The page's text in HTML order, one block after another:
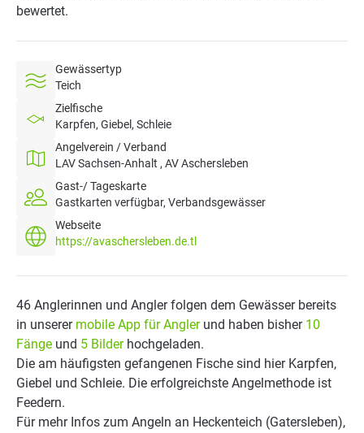
bewertet.
Gewässertyp
Teich
Zielfische
Karpfen, Giebel, Schleie
Angelverein / Verband
LAV Sachsen-Anhalt , AV Aschersleben
Gast-/ Tageskarte
Gastkarten verfügbar, Verbandsgewässer
Webseite
https://avaschersleben.de.tl
46 Anglerinnen und Angler folgen dem Gewässer bereits
in unserer mobile App für Anglerund haben bisher 10
Fänge und 5 Bilderhochgeladen.
Die am häufigsten gefangenen Fische sind hier Karpfen,
Giebel und Schleie. Die erfolgreichste Angelmethode ist
Feedern.
Für mehr Infos zum Angeln an Heckenteich (Gatersleben),